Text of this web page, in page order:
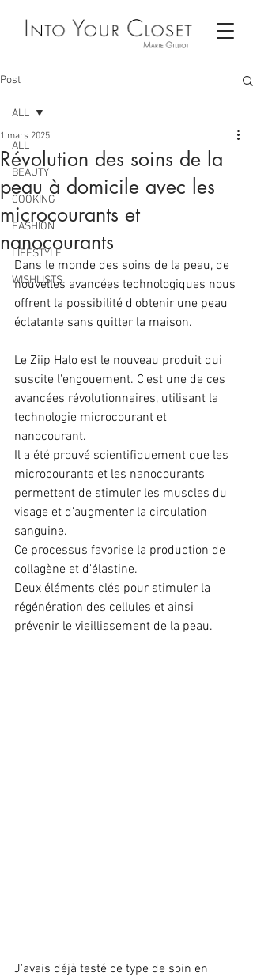
Post
ALL
BEAUTY
COOKING
FASHION
LIFESTYLE
WISHLISTS
ALL
Révolution des soins de la
peau à domicile avec les
microcourants et
nanocourants
1 mars 2025
Dans le monde des soins de la peau, de
nouvelles avancées technologiques nous
offrent la possibilité d'obtenir une peau
éclatante sans quitter la maison.
Le Ziip Halo est le nouveau produit qui
suscite l'engouement. C'est une de ces
avancées révolutionnaires, utilisant la
technologie microcourant et
nanocourant.
Il a été prouvé scientifiquement que les
microcourants et les nanocourants
permettent de stimuler les muscles du
visage et d'augmenter la circulation
sanguine.
Ce processus favorise la production de
collagène et d'élastine.
Deux éléments clés pour stimuler la
régénération des cellules et ainsi
prévenir le vieillissement de la peau.
J'avais déjà testé ce type de soin en